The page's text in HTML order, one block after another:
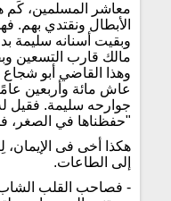
معاشر المسلمين، كَم
الأبطال ونقتدي بهم.
وبقيت أسنانه سليمة
مالك قارب التسعين
وهذا القاضي أبو
عاش مائة وأربعين
جوارحه سليمة. فقيل
"حفظناها في الصغر،
هكذا أخى فى الإيمان،
إلى الطاعات.
- فصاحب القلب الشاب